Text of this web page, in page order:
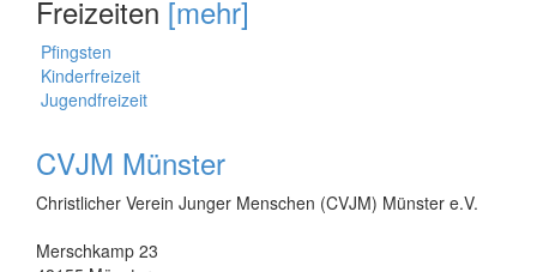
Freizeiten [mehr]
Pfingsten
Kinderfreizeit
Jugendfreizeit
CVJM Münster
Christlicher Verein Junger Menschen (CVJM) Münster e.V.
Merschkamp 23